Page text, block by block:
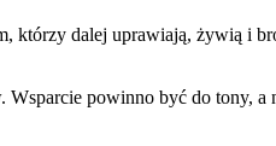
dalej uprawiają, żywią i
powinno być do tony,